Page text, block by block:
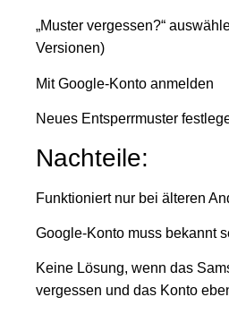
„Muster vergessen?“
Versionen)
Mit Google-Konto anmelden
Neues Entsperrmuster
Nachteile:
Funktioniert nur bei älteren
Google-Konto muss bekannt
Keine Lösung, wenn das
vergessen und das Konto